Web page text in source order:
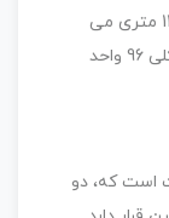
این پروژه شامل 3 متراژ مختلف 100، 120 و 140 متری می
2 به این صورت است که، دو